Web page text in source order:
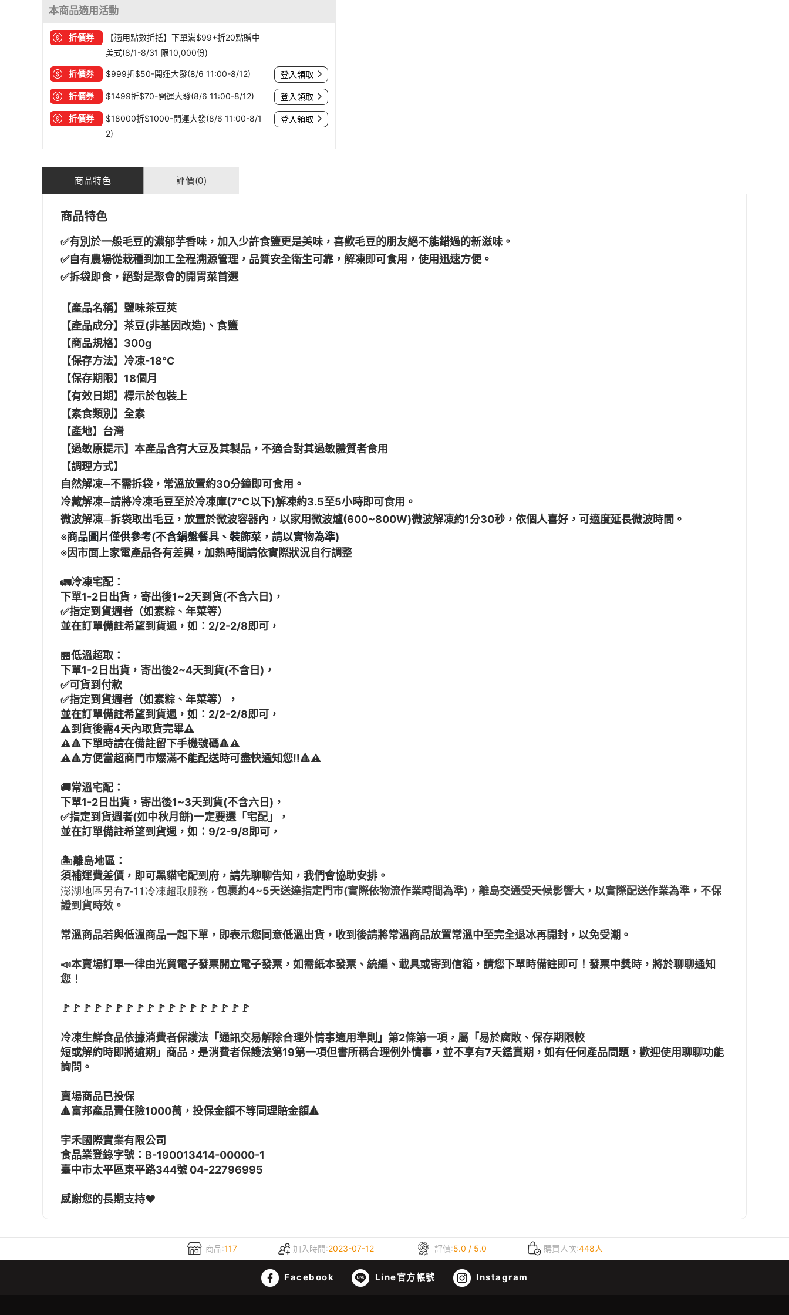
本商品適用活動
折價券
【適用點數折抵】下單滿$99+折20點贈中
美式(8/1-8/31 限10,000份)
折價券 $999折$50-開運大發(8/6 11:00-8/12) 登入領取
折價券 $1499折$70-開運大發(8/6 11:00-8/12) 登入領取
折價券
$18000折$1000-開運大發(8/6 11:00-8/1
2)
登入領取
商品特色 評價(0)
商品特色
✅有別於一般毛豆的濃郁芋香味，加入少許食鹽更是美味，喜歡毛豆的朋友絕不能錯過的新滋味。
✅自有農場從栽種到加工全程溯源管理，品質安全衛生可靠，解凍即可食用，使用迅速方便。
✅拆袋即食，絕對是聚會的開胃菜首選
【產品名稱】鹽味茶豆莢
【產品成分】茶豆(非基因改造)、食鹽
【商品規格】300g
【保存方法】冷凍-18℃
【保存期限】18個月
【有效日期】標示於包裝上
【素食類別】全素
【產地】台灣
【過敏原提示】本產品含有大豆及其製品，不適合對其過敏體質者食用
【調理方式】
自然解凍─不需拆袋，常溫放置約30分鐘即可食用。
冷藏解凍─請將冷凍毛豆至於冷凍庫(7°C以下)解凍約3.5至5小時即可食用。
微波解凍─拆袋取出毛豆，放置於微波容器內，以家用微波爐(600~800W)微波解凍約1分30秒，依個人喜好，可適度延長微波時間。
※商品圖片僅供參考(不含鍋盤餐具、裝飾菜，請以實物為準)
※因市面上家電產品各有差異，加熱時間請依實際狀況自行調整
🚛冷凍宅配：
下單1-2日出貨，寄出後1~2天到貨(不含六日)，
✅指定到貨週者（如素粽、年菜等）
並在訂單備註希望到貨週，如：2/2-2/8即可，
🏪低溫超取：
下單1-2日出貨，寄出後2~4天到貨(不含日)，
✅可貨到付款
✅指定到貨週者（如素粽、年菜等），
並在訂單備註希望到貨週，如：2/2-2/8即可，
⚠️到貨後需4天內取貨完畢⚠️
⚠️🔺下單時請在備註留下手機號碼🔺⚠️
⚠️🔺方便當超商門市爆滿不能配送時可盡快通知您‼️🔺⚠️
🚚常溫宅配：
下單1-2日出貨，寄出後1~3天到貨(不含六日)，
✅指定到貨週者(如中秋月餅)一定要選「宅配」，
並在訂單備註希望到貨週，如：9/2-9/8即可，
🏝️離島地區：
須補運費差價，即可黑貓宅配到府，請先聊聊告知，我們會協助安排。
澎湖地區另有7-11冷凍超取服務 ， 包裹約4~5天送達指定門市(實際依物流作業時間為準)，離島交通受天候影響大，以實際配送作業為準，不保
證到貨時效。
常溫商品若與低溫商品一起下單，即表示您同意低溫出貨，收到後請將常溫商品放置常溫中至完全退冰再開封，以免受潮。
📣本賣場訂單一律由光貿電子發票開立電子發票，如需紙本發票、統編、載具或寄到信箱，請您下單時備註即可！發票中獎時，將於聊聊通知
您！
🚩🚩🚩🚩🚩🚩🚩🚩🚩🚩🚩🚩🚩🚩🚩🚩🚩🚩
冷凍生鮮食品依據消費者保護法「通訊交易解除合理外情事適用準則」第2條第一項，屬「易於腐敗、保存期限較
短或解約時即將逾期」商品，是消費者保護法第19第一項但書所稱合理例外情事，並不享有7天鑑賞期，如有任何產品問題，歡迎使用聊聊功能
詢問。
賣場商品已投保
🔺富邦產品責任險1000萬，投保金額不等同理賠金額🔺
宇禾國際實業有限公司
食品業登錄字號：B-190013414-00000-1
臺中市太平區東平路344號 04-22796995
感謝您的長期支持❤️
商品:117 加入時間:2023-07-12 評價:5.0 / 5.0 購買人次:448人
Facebook Line官方帳號 Instagram